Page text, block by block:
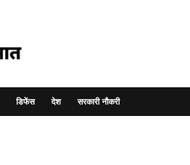
डिफेंस देश सरकारी नौकरी